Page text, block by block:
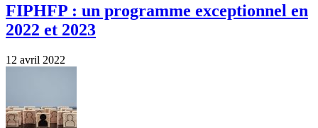
FIPHFP : un programme exceptionnel en
2022 et 2023
12 avril 2022